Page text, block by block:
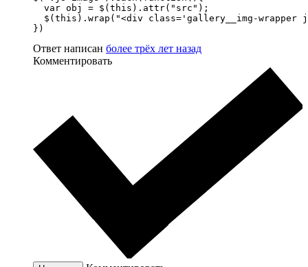
  var obj = $(this).attr("src");
$(this).wrap("<div class='gallery__img-wrapper
})
Ответ написан более трёх лет назад
Комментировать